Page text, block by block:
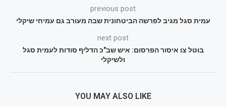
previous post
עמית סגל מגיב לפרשה הביטחונית שבה מעורב גם עמיחי שיקלי
next post
בוטל צו איסור הפרסום: איש שב"כ הדליף סודות לעמית סגל
ולשיקלי
YOU MAY ALSO LIKE